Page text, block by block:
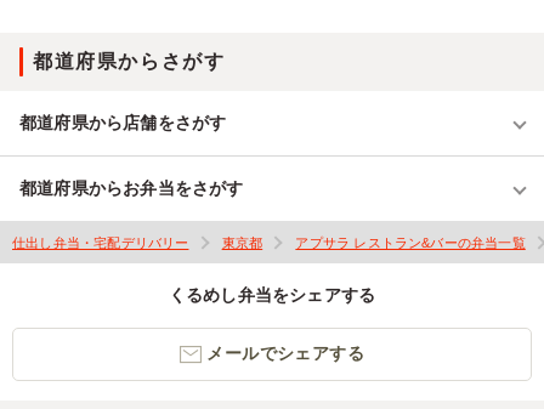
都道府県からさがす
都道府県から店舗をさがす
都道府県からお弁当をさがす
仕出し弁当・宅配デリバリー 東京都 アプサラ レストラン&バーの弁当一覧
くるめし弁当をシェアする
メールでシェアする